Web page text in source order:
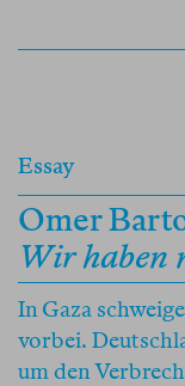
Essay
Omer
Wir haben
In Gaza
vorbei.
um den